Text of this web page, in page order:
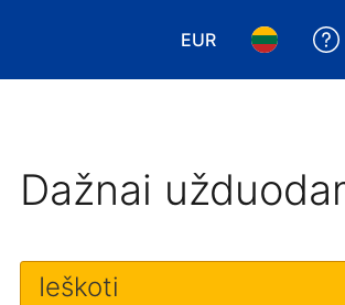
EUR
Pasirinkite
Dažnai
Ieškoti